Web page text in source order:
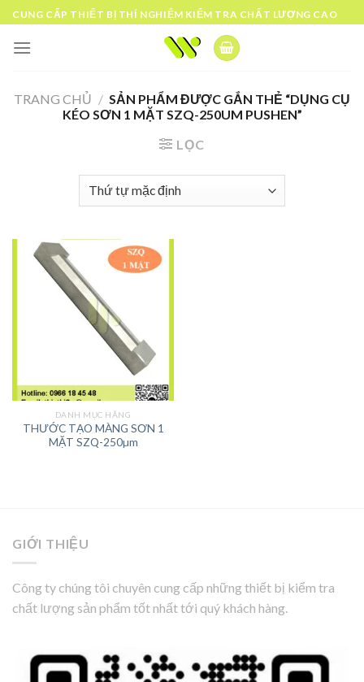
Skip
to
content
CUNG CẤP THIẾT BỊ THÍ NGHIỆM KIỂM TRA CHẤT LƯỢNG CAO
TRANG CHỦ / SẢN PHẨM ĐƯỢC GẮN THẺ “DỤNG CỤ
KÉO SƠN 1 MẶT SZQ-250UM PUSHEN”
LỌC
DANH MỤC HÃNG
THƯỚC TẠO MÀNG SƠN 1
MẶT SZQ-250µm
GIỚI THIỆU
Công ty chúng tôi chuyên cung cấp những thiết bị kiểm tra
chất lượng sản phẩm tốt nhất tới quý khách hàng.